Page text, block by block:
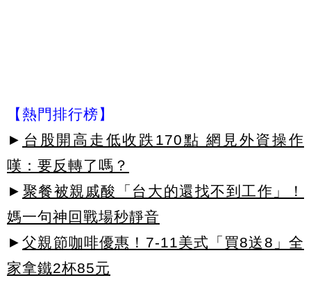
【熱門排行榜】
► 台股開高走低收跌170點 網見外資操作
嘆：要反轉了嗎？
► 聚餐被親戚酸「台大的還找不到工作」！
媽一句神回戰場秒靜音
► 父親節咖啡優惠！7-11美式「買8送8」全
家拿鐵2杯85元